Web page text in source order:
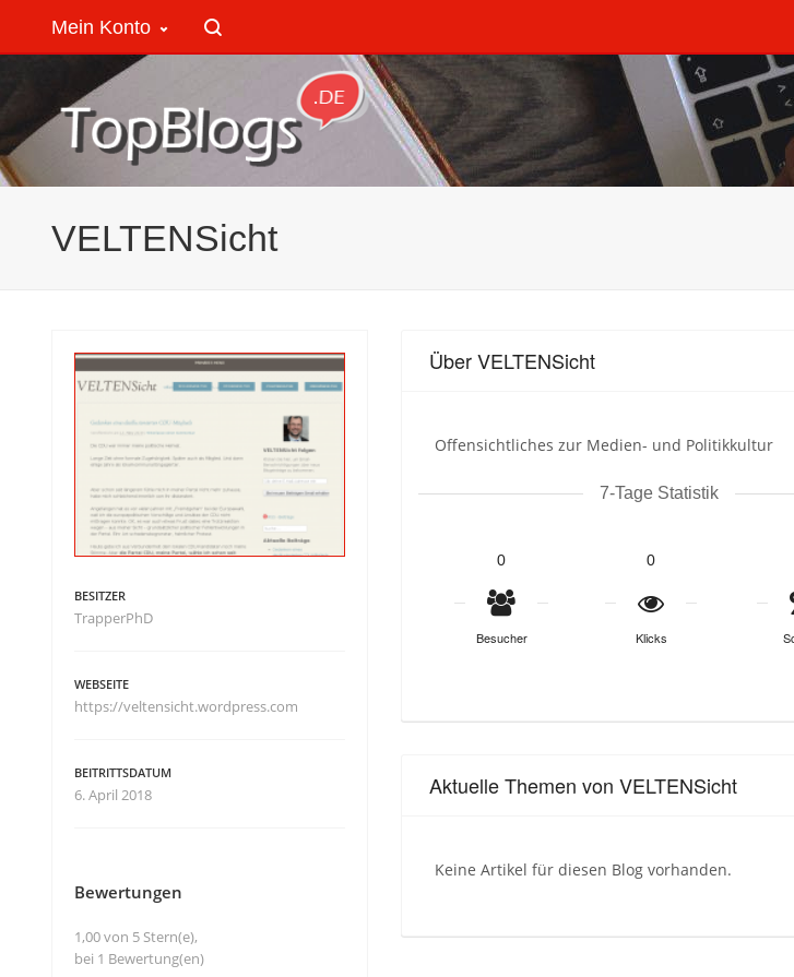
Mein Konto
VELTENSicht
Über VELTENSicht
Offensichtliches zur Medien- und Politikkultur
7-Tage Statistik
0
Besucher
0
Klicks
Aktuelle Themen von VELTENSicht
Keine Artikel für diesen Blog vorhanden.
BESITZER
TrapperPhD
WEBSEITE
https://veltensicht.wordpress.com
BEITRITTSDATUM
6. April 2018
Bewertungen
1,00 von 5 Stern(e),
bei 1 Bewertung(en)